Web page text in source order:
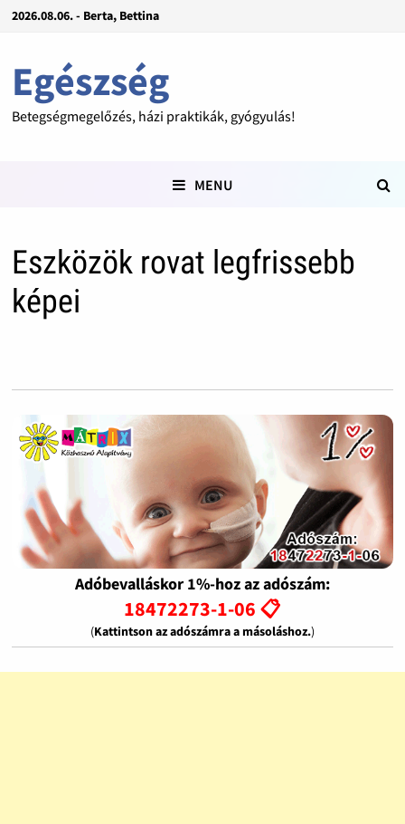
2026.08.06. - Berta, Bettina
Egészség
Betegségmegelőzés, házi praktikák, gyógyulás!
MENU
Eszközök rovat legfrissebb
képei
Adóbevalláskor 1%-hoz az adószám:
18472273-1-06 📋
(Kattintson az adószámra a másoláshoz.)